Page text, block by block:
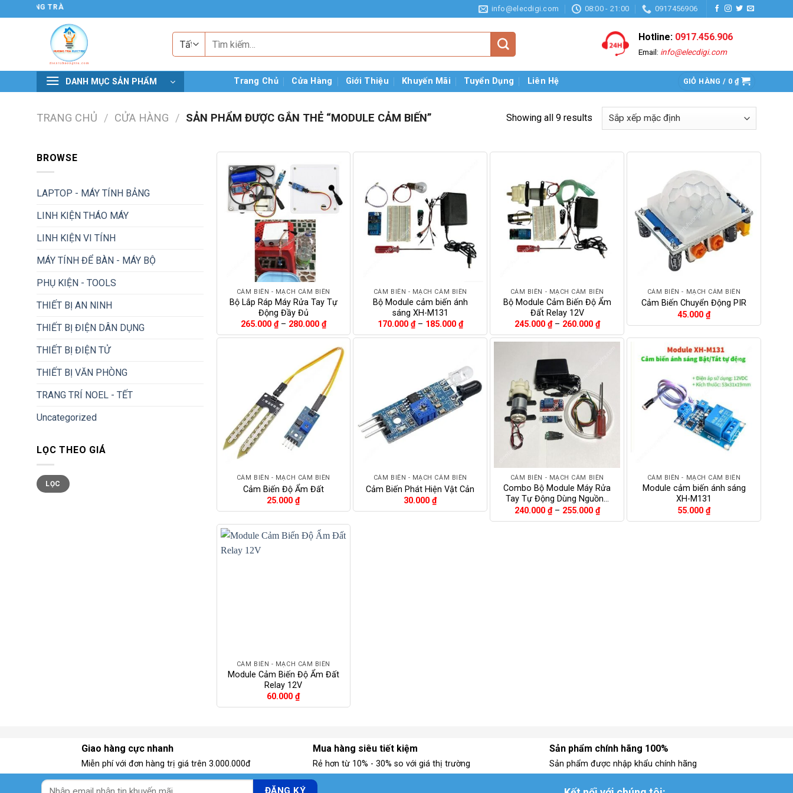
đến
HƯƠNG TRÀ info@elecdigi.com 08:00 - 21:00 0917456906
kiếm:
Hotline: 0917.456.906
Email: info@elecdigi.com
DANH MỤC SẢN PHẨM Trang Chủ Cửa Hàng Giới Thiệu Khuyến Mãi Tuyển Dụng Liên Hệ GIỎ HÀNG / 0 ₫
TRANG CHỦ / CỬA HÀNG / SẢN PHẨM ĐƯỢC GẮN THẺ “MODULE CẢM BIẾN” Showing all 9 results
BROWSE
LAPTOP - MÁY TÍNH BẢNG
LINH KIỆN THÁO MÁY
LINH KIỆN VI TÍNH
MÁY TÍNH ĐỂ BÀN - MÁY BỘ
PHỤ KIỆN - TOOLS
THIẾT BỊ AN NINH
THIẾT BỊ ĐIỆN DÂN DỤNG
THIẾT BỊ ĐIỆN TỬ
THIẾT BỊ VĂN PHÒNG
TRANG TRÍ NOEL - TẾT
Uncategorized
LỌC THEO GIÁ
Giá
tối
thiểu
Giá
tối
đa
LỌC
CẢM BIẾN - MẠCH CẢM BIẾN
Bộ Lắp Ráp Máy Rửa Tay Tự
Động Đầy Đủ
265.000 ₫ – 280.000 ₫Khoảng
giá:
từ
265.000 ₫
đến
280.000 ₫
CẢM BIẾN - MẠCH CẢM BIẾN
Bộ Module cảm biến ánh
sáng XH-M131
170.000 ₫ – 185.000 ₫Khoảng
giá:
từ
185.000 ₫
CẢM BIẾN - MẠCH CẢM BIẾN
Bộ Module Cảm Biến Độ Ẩm
Đất Relay 12V
245.000 ₫ – 260.000 ₫Khoảng
giá:
từ
CẢM BIẾN - MẠCH CẢM BIẾN
Cảm Biến Chuyển Động PIR
45.000₫
+
CẢM BIẾN - MẠCH CẢM BIẾN
Cảm Biến Độ Ẩm Đất
25.000₫
CẢM BIẾN - MẠCH CẢM BIẾN
Cảm Biến Phát Hiện Vật Cản
30.000₫
CẢM BIẾN - MẠCH CẢM BIẾN
Combo Bộ Module Máy Rửa
Tay Tự Động Dùng Nguồn…
240.000 ₫ – 255.000 ₫Khoảng
giá:
CẢM BIẾN - MẠCH CẢM BIẾN
Module cảm biến ánh sáng
XH-M131
55.000₫
CẢM BIẾN - MẠCH CẢM BIẾN
Module Cảm Biến Độ Ẩm Đất
Relay 12V
60.000₫
Giao hàng cực nhanh
Miễn phí với đơn hàng trị giá trên 3.000.000đ
Mua hàng siêu tiết kiệm
Rẻ hơn từ 10% - 30% so với giá thị trường
Sản phẩm chính hãng 100%
Sản phẩm được nhập khẩu chính hãng